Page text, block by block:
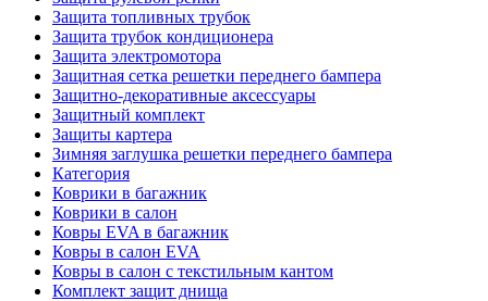
Защита топливных трубок
Защита трубок кондиционера
Защита электромотора
Защитная сетка решетки переднего бампера
Защитно-декоративные аксессуары
Защитный комплект
Защиты картера
Зимняя заглушка решетки переднего бампера
Категория
Коврики в багажник
Коврики в салон
Ковры EVA в багажник
Ковры в салон EVA
Ковры в салон с текстильным кантом
Комплект защит днища